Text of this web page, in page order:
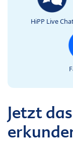
HiPP Live
Jetzt